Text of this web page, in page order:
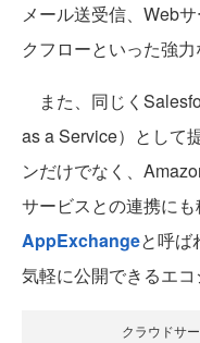
メール送受信、Web
クフローといった強力
また、同じく
as a Service）として
ンだけでなく、
サービスとの連携にも
AppExchangeと呼ば
気軽に公開できるエコ
クラウドサ